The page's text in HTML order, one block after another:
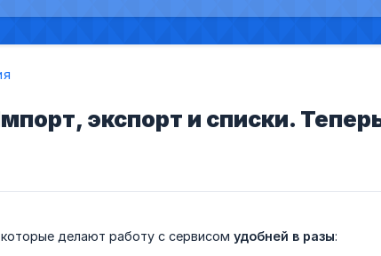
экспорт и списки.
делают работу с сервисом удобней в разы: